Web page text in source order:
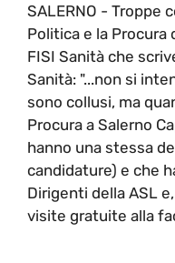
SALERNO - Troppe
Politica e la Procura
FISI Sanità che
Sanità: "...non si
sono collusi, ma
Procura a Salerno
hanno una stessa
candidature) e che
Dirigenti della ASL
visite gratuite alla